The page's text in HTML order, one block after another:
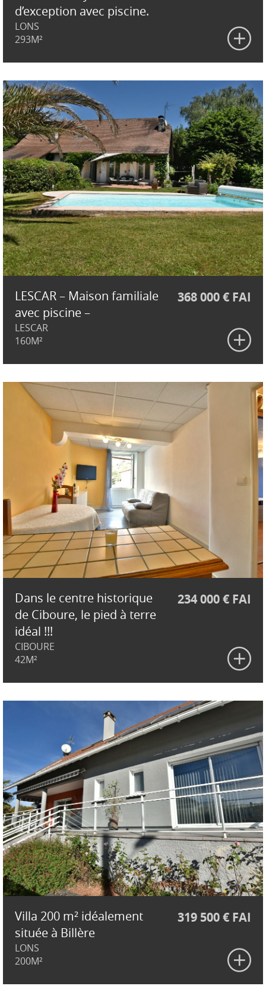
d’exception avec piscine.
LONS
293M²
LESCAR – Maison familiale
avec piscine –
368 000 € FAI
LESCAR
160M²
Dans le centre historique
de Ciboure, le pied à terre
idéal !!!
234 000 € FAI
CIBOURE
42M²
Villa 200 m² idéalement
située à Billère
319 500 € FAI
LONS
200M²